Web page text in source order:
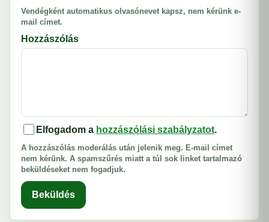
Vendégként automatikus olvasónevet kapsz, nem kérünk e-
mail címet.
Hozzászólás
Elfogadom a hozzászólási szabályzatot.
A hozzászólás moderálás után jelenik meg. E-mail címet
nem kérünk. A spamszűrés miatt a túl sok linket tartalmazó
beküldéseket nem fogadjuk.
Beküldés